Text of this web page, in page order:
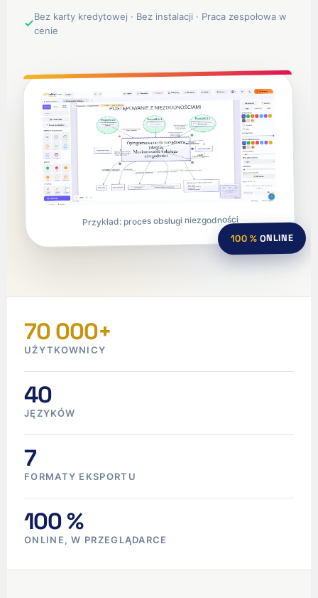
Bez karty kredytowej · Bez instalacji · Praca zespołowa w
cenie
Przykład: proces obsługi niezgodności
100 % ONLINE
70 000+
UŻYTKOWNICY
40
JĘZYKÓW
7
FORMATY EKSPORTU
100 %
ONLINE, W PRZEGLĄDARCE